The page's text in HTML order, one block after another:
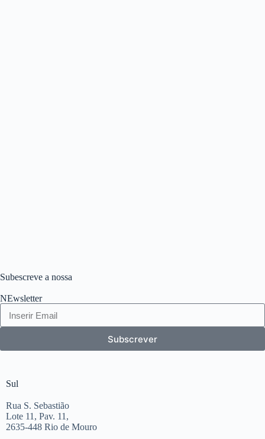
Subescreve a nossa
NEwsletter
Subscrever
Sul
Rua S. Sebastião
Lote 11, Pav. 11,
2635-448 Rio de Mouro